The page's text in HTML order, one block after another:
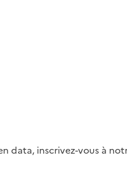
data, inscrivez-vous à